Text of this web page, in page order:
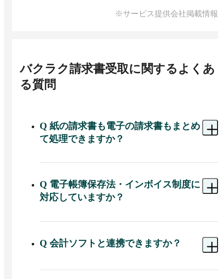
※サービス提供会社掲載情報
バクラク請求書受取に関するよくあ
る質問
Q 紙の請求書も電子の請求書もまとめ
て処理できますか？
A 紙・メール添付PDF・取引先ポータルからのダ
り、AI-OCRで自動データ化できます。受領代行オ
プションでは受領作業そのものをバクラクが代行
します。
Q 電子帳簿保存法・インボイス制度に
対応していますか？
A 改正電子帳簿保存法・インボイス制度に対応し
動付与・適格請求書発行事業者番号の自動判定・
税区分の補完などの機能を備えています。
Q 会計ソフトと連携できますか？
A freee会計・MFクラウド会計・勘定奉行クラウド